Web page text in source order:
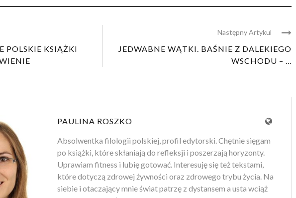
POLSKIE KSIĄŻKI
Następny Artykul
JEDWABNE WĄTKI. BAŚNIE Z DALEKIEGO
WSCHODU – ...
PAULINA ROSZKO
Absolwentka filologii polskiej, profil edytorski. Chętnie sięgam
po książki, które skłaniają do refleksji i poszerzają horyzonty.
Uprawiam fitness i lubię gotować. Interesuję się też tekstami,
które dotyczą zdrowej żywności oraz zdrowego trybu życia. Na
siebie i otaczający mnie świat patrzę z dystansem a usta wciąż